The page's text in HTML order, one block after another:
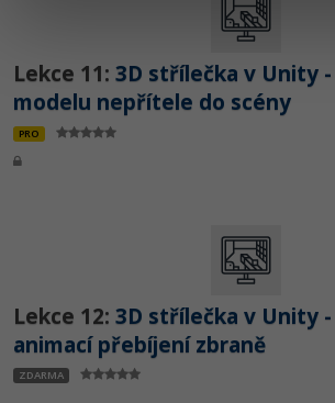
Lekce 11: 3D střílečka v Unity -
modelu nepřítele do scény
PRO
Lekce 12: 3D střílečka v Unity
animací přebíjení zbraně
ZDARMA